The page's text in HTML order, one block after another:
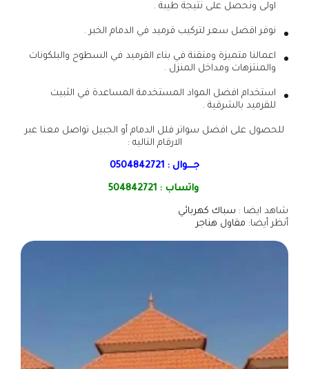
اولى ونحصل على نتيجة طيبة .
نوفر افضل سعر لتركيب قرميد في الدمام الخبر .
اعمالنا متميزة ومتقنة في بناء القرميد في السطوح والبلكونات
والمنتزهات ومداخل المنزل .
استخدام افضل المواد المستخدمة المساعدة في الثبيت
للقرميد بالشرقية .
للحصول على افضل سواتر فلل الدمام أو الجبيل تواصل معنا عبر
الارقام التاليه :
جـــوال : 0504842721
واتساب :504842721
شاهد ايضا : سباك كهربائي
أنظر أيضا: مقاول هناجر